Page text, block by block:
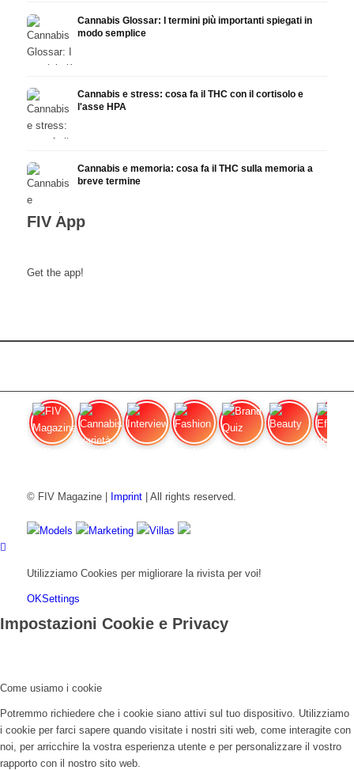
Cannabis Glossar: I termini più importanti spiegati in
modo semplice
Cannabis e stress: cosa fa il THC con il cortisolo e
l'asse HPA
Cannabis e memoria: cosa fa il THC sulla memoria a
breve termine
FIV App
Get the app!
© FIV Magazine | Imprint| All rights reserved.
Models Marketing Villas
Utilizziamo Cookies per migliorare la rivista per voi!
OKSettings
Impostazioni Cookie e Privacy
Come usiamo i cookie
Potremmo richiedere che i cookie siano attivi sul tuo dispositivo. Utilizziamo
i cookie per farci sapere quando visitate i nostri siti web, come interagite con
noi, per arricchire la vostra esperienza utente e per personalizzare il vostro
rapporto con il nostro sito web.